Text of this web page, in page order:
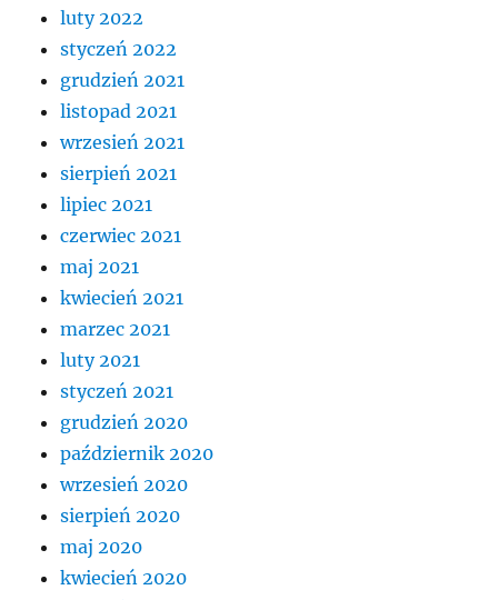
luty 2022
styczeń 2022
grudzień 2021
listopad 2021
wrzesień 2021
sierpień 2021
lipiec 2021
czerwiec 2021
maj 2021
kwiecień 2021
marzec 2021
luty 2021
styczeń 2021
grudzień 2020
październik 2020
wrzesień 2020
sierpień 2020
maj 2020
kwiecień 2020